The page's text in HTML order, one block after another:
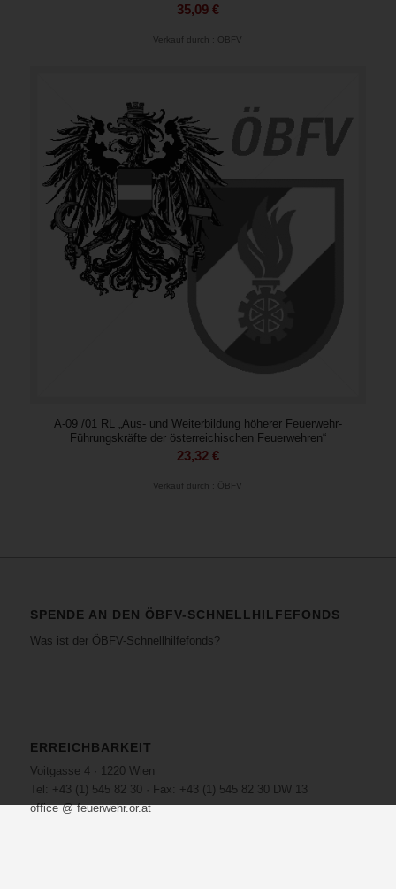
35,09 €
Verkauf durch : ÖBFV
A-09 /01 RL „Aus- und Weiterbildung höherer Feuerwehr-
Führungskräfte der österreichischen Feuerwehren“
23,32 €
Verkauf durch : ÖBFV
SPENDE AN DEN ÖBFV-SCHNELLHILFEFONDS
Was ist der ÖBFV-Schnellhilfefonds?
ERREICHBARKEIT
Voitgasse 4 · 1220 Wien
Tel: +43 (1) 545 82 30 · Fax: +43 (1) 545 82 30 DW 13
office @ feuerwehr.or.at